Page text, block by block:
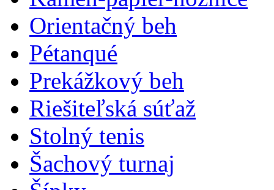
Orientačný beh
Pétanqué
Prekážkový beh
Riešiteľská súťaž
Stolný tenis
Šachový turnaj